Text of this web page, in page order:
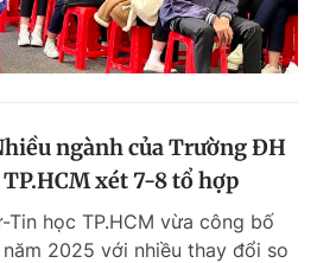
ngành của Trường ĐH
xét 7-8 tổ hợp
học TP.HCM vừa công bố
2025 với nhiều thay đổi so